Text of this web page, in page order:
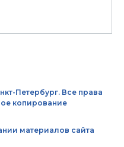
Петербург. Все права
копирование
материалов сайта